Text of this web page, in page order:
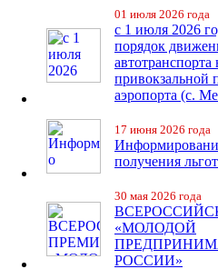
01 июля 2026 года
с 1 июля 2026
порядок
автотранспорта
привокзальной
аэропорта (с.
17 июня 2026 года
получения
30 мая 2026 года
«МОЛОДОЙ
РОССИИ»